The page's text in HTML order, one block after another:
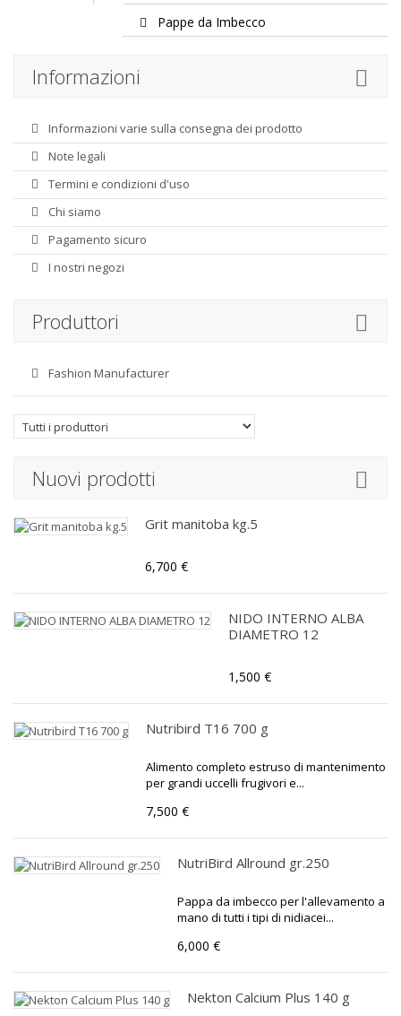
Pappe da Imbecco
Informazioni
Informazioni varie sulla consegna dei prodotto
Note legali
Termini e condizioni d'uso
Chi siamo
Pagamento sicuro
I nostri negozi
Produttori
Fashion Manufacturer
Nuovi prodotti
Grit manitoba kg.5
6,700 €
NIDO INTERNO ALBA
DIAMETRO 12
1,500 €
Nutribird T16 700 g
Alimento completo estruso di mantenimento
per grandi uccelli frugivori e...
7,500 €
NutriBird Allround gr.250
Pappa da imbecco per l'allevamento a
mano di tutti i tipi di nidiacei...
6,000 €
Nekton Calcium Plus 140 g